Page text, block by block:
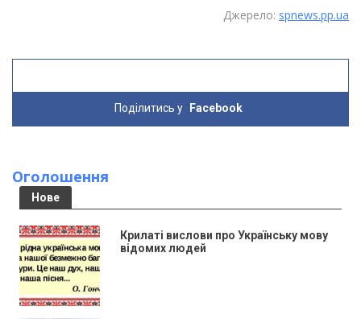
Джерело: spnews.pp.ua
Поділитись у Facebook
Оголошення
Нове
Крилаті вислови про Українську мову
відомих людей